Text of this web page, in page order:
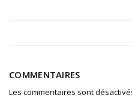
COMMENTAIRES
Les commentaires sont